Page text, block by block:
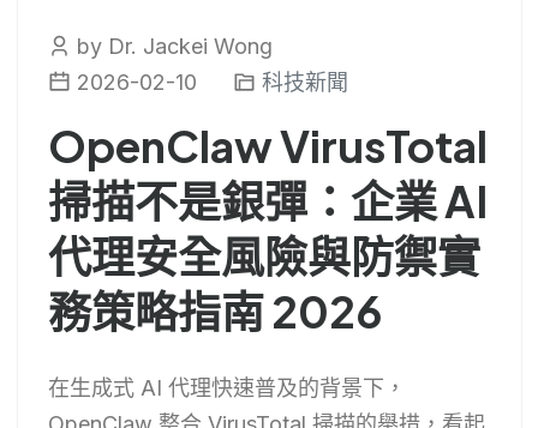
by Dr. Jackei Wong
2026-02-10
科技新聞
OpenClaw VirusTotal
掃描不是銀彈：企業 AI
代理安全風險與防禦實
務策略指南 2026
在生成式 AI 代理快速普及的背景下，